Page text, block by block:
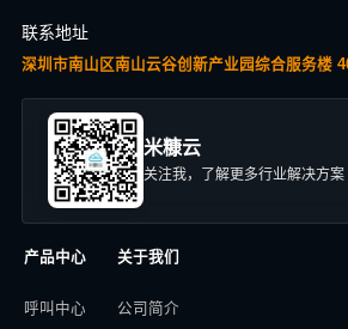
联系地址
深圳市南山区南山云谷创新产业园综合服务楼
米糠云
关注我，了解更多行业解决方案
产品中心
呼叫中心
关于我们
公司简介